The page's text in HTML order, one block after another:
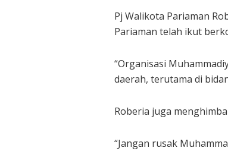
Pj Walikota Pariaman
Pariaman telah ikut
“Organisasi
daerah, terutama di
Roberia juga
“Jangan rusak